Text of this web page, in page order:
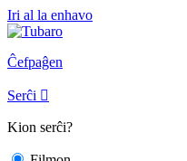
Iri al la enhavo
Ĉefpaĝen
Serĉi 
Kion serĉi?